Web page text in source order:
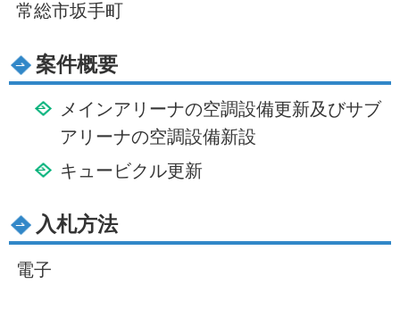
常総市坂手町
案件概要
メインアリーナの空調設備更新及びサブ
アリーナの空調設備新設
キュービクル更新
入札方法
電子